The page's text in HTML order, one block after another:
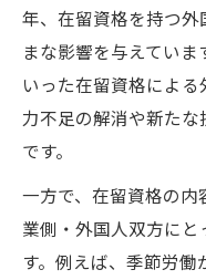
る場面
在留資格取
魅力
ワーキング
在留資格で
選択肢
在留資格を持つ
年、在留資格を持つ
まな影響を与えてい
いった在留資格によ
力不足の解消や新た
です。
一方で、在留資格の
業側・外国人双方に
す。例えば、季節労働